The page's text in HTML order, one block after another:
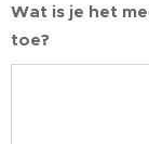
Wat is je het
toe?